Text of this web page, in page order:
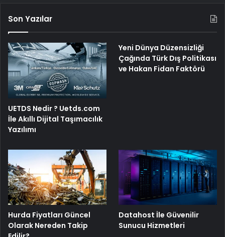
Son Yazılar
UETDS Nedir ? Uetds.com
İle Akıllı Dijital Taşımacılık
Yazılımı
Yeni Dünya Düzensizliği
Çağında Türk Dış Politikası
ve Hakan Fidan Faktörü
Hurda Fiyatları Güncel
Olarak Nereden Takip
Datahost İle Güvenilir
Sunucu Hizmetleri